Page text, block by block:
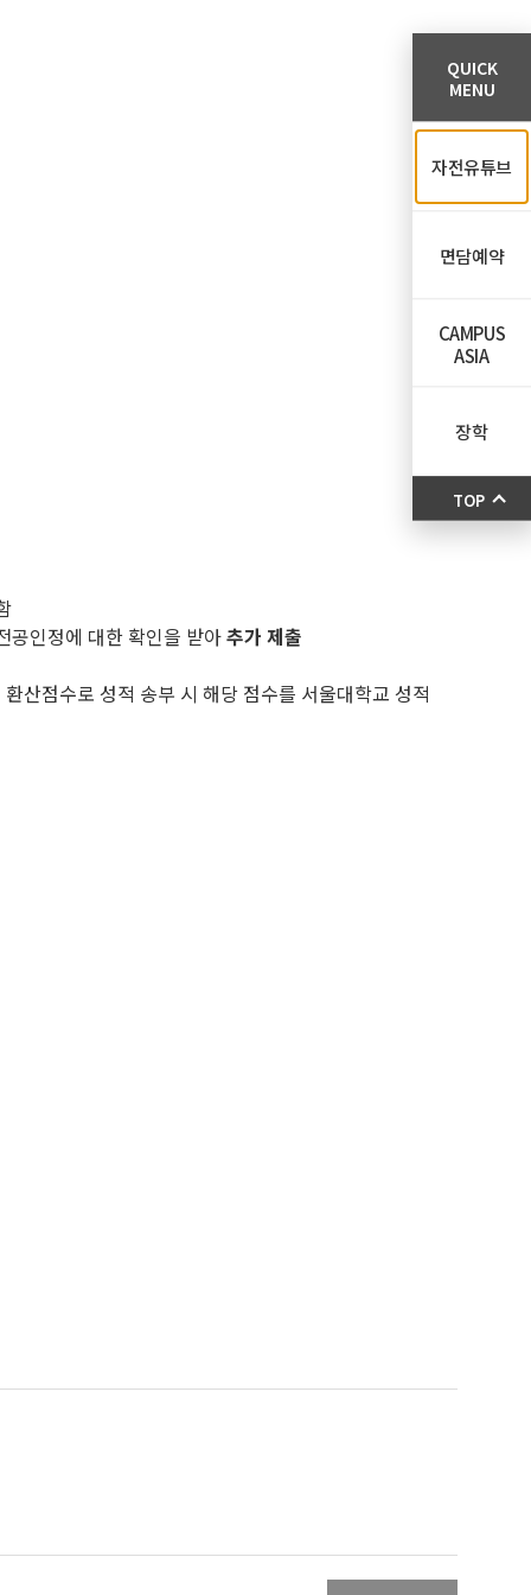
공인정에 대한 확인을 받아추가 제출
산점수로 성적 송부 시 해당 점수를 서울대학교 성적
QUICK
MENU
자전유튜브
면담예약
CAMPUS
ASIA
장학
TOP